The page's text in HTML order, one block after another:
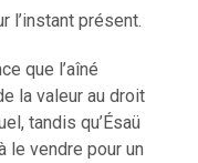
l’instant présent.
que l’aîné
la valeur au droit
tandis qu’Ésaü
le vendre pour un